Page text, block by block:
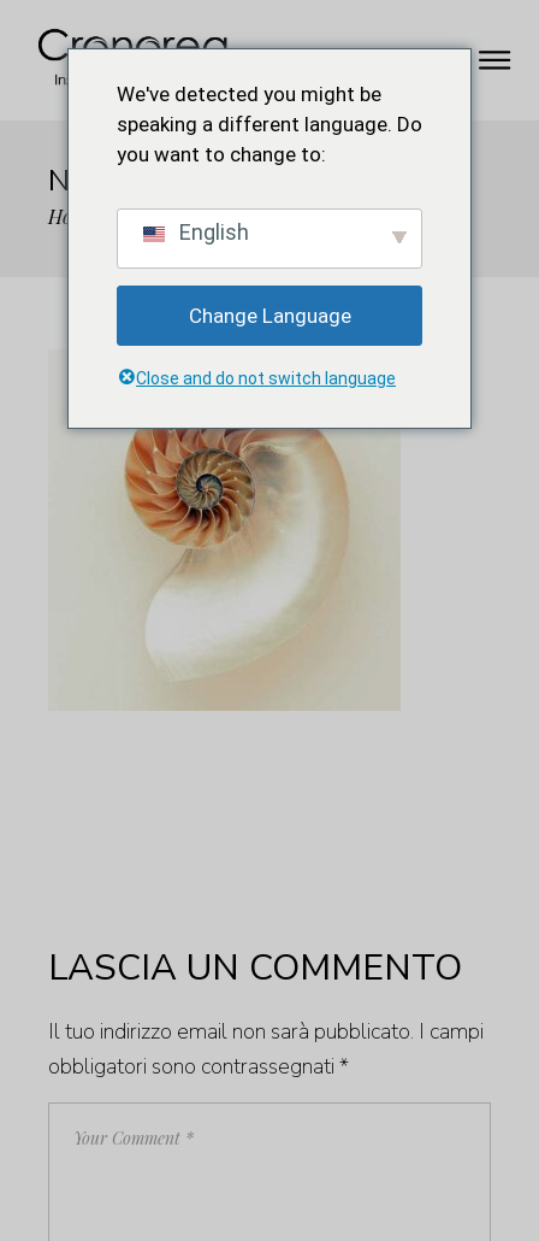
NAUTILUS-G6E772CE06
Home Pheidias nautilus-g6e772ce06
LASCIA UN COMMENTO
Il tuo indirizzo email non sarà pubblicato. I campi
obbligatori sono contrassegnati*
We've detected you might be
speaking a different language. Do
you want to change to:
English
Change Language
Close and do not switch language